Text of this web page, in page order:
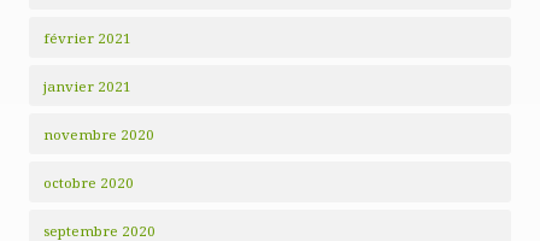
février 2021
janvier 2021
novembre 2020
octobre 2020
septembre 2020